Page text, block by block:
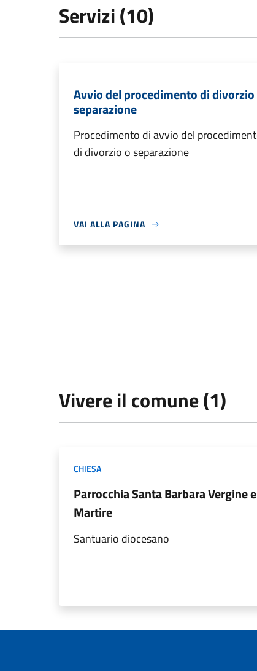
Servizi (10)
Avvio del procedimento di divorzio
separazione
Procedimento di avvio del
di divorzio o separazione
VAI ALLA PAGINA
Vivere il comune (1)
CHIESA
Parrocchia Santa Barbara Vergine e
Martire
Santuario diocesano